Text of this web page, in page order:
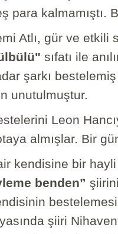
para kalmamıştı.
Atlı, gür ve etkili
sıfatı ile
şarkı
unutulmuştur.
Leon
almışlar. Bir
kendisine bir
benden”
şiiri